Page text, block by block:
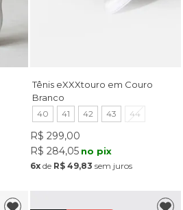
Tênis eXXXtouro em Couro
Branco
40 41 42 43 44
R$ 299,00
R$ 284,05 no pix
6x de R$ 49,83 sem juros